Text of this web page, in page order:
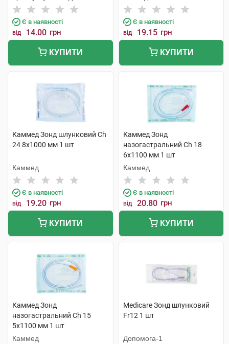
Метіріелс
Є в наявності
від 14.00 грн
КУПИТИ
Є в наявності
від 19.15 грн
КУПИТИ
Каммед Зонд шлунковий Ch
24 8х1000 мм 1 шт
Каммед
Є в наявності
від 19.20 грн
КУПИТИ
Каммед Зонд
назогастральний Ch 18
6х1100 мм 1 шт
Каммед
Є в наявності
від 20.80 грн
КУПИТИ
Каммед Зонд
назогастральний Ch 15
5х1100 мм 1 шт
Каммед
Medicare Зонд шлунковий
Fr12 1 шт
Допомога-1